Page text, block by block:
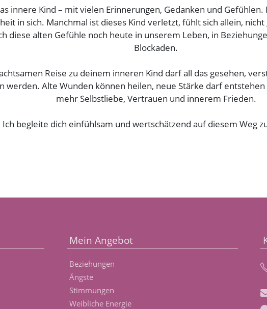
innere Kind – mit vielen Erinnerungen, Gedanken und Gefühlen.
in sich. Manchmal ist dieses Kind verletzt, fühlt sich allein,
diese alten Gefühle noch heute in unserem Leben, in
Blockaden.
Reise zu deinem inneren Kind darf all das gesehen,
werden. Alte Wunden können heilen, neue Stärke darf
mehr Selbstliebe, Vertrauen und innerem Frieden.
Ich begleite dich einfühlsam und wertschätzend auf diesem Weg
Mein Angebot
Beziehungen
Ängste
Stimmungen
Weibliche Energie